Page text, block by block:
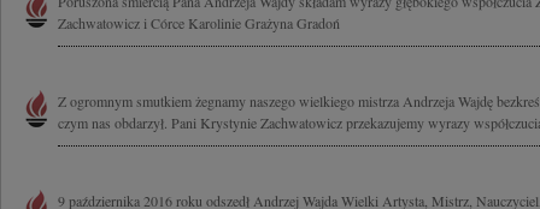
Zachwatowicz i Córce Karolinie Grażyna Gradoń
Z ogromnym smutkiem żegnamy naszego wielkiego mistrza Andrzeja Wajdę
czym nas obdarzył. Pani Krystynie Zachwatowicz przekazujemy wyrazy
9 października 2016 roku odszedł Andrzej Wajda Wielki Artysta, Mistrz,